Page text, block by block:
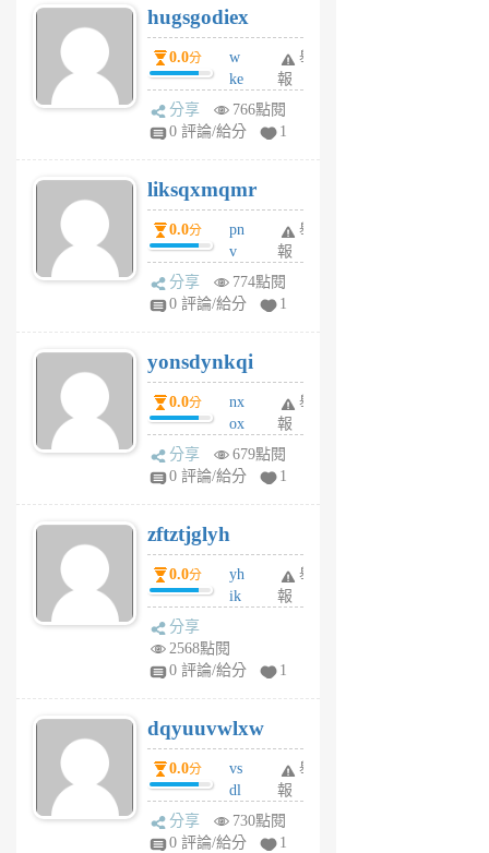
6
個
月
前
hugsgodiex
0.0分
w
ke
rv
pj
6
個
月
前
舉
報
分享
766點閱
0 評論/給分
1
liksqxmqmr
0.0分
pn
v
wt
sv
6
個
月
前
舉
報
分享
774點閱
0 評論/給分
1
yonsdynkqi
0.0分
nx
ox
rh
pe
月
前
舉
報
分享
679點閱
0 評論/給分
1
zftztjglyh
0.0分
yh
ik
tu
6
個
月
前
舉
報
分享
2568點閱
0 評論/給分
1
dqyuuvwlxw
0.0分
vs
dl
sq
fy
舉
報
分享
730點閱
0 評論/給分
1